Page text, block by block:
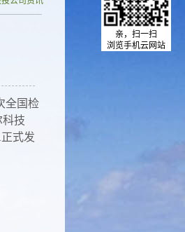
全国检
科技
式发
亲，扫一扫
浏览手机云网站